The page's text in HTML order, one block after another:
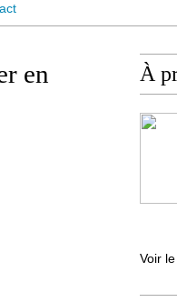
en
À
Voir